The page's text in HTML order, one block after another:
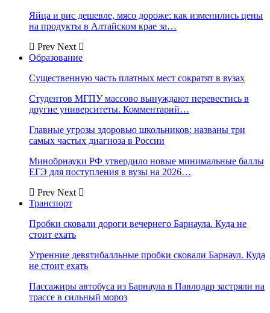
Яйца и рис дешевле, мясо дороже: как изменились цены
на продукты в Алтайском крае за…
Prev Next
Образование
Существенную часть платных мест сократят в вузах
Студентов МГПУ массово вынуждают перевестись в
другие университеты. Комментарий…
Главные угрозы здоровью школьников: названы три
самых частых диагноза в России
Минобрнауки РФ утвердило новые минимальные баллы
ЕГЭ для поступления в вузы на 2026…
Prev Next
Транспорт
Пробки сковали дороги вечернего Барнаула. Куда не
стоит ехать
Утренние девятибалльные пробки сковали Барнаул. Куда
не стоит ехать
Пассажиры автобуса из Барнаула в Павлодар застряли на
трассе в сильный мороз